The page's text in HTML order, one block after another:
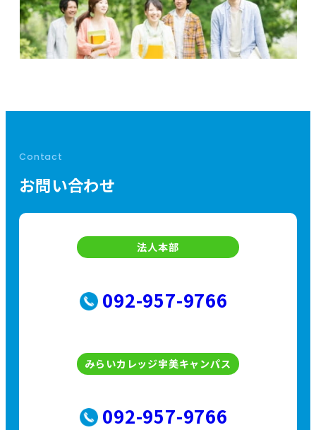
Contact
お問い合わせ
法人本部
092-957-9766
みらいカレッジ宇美キャンパス
092-957-9766